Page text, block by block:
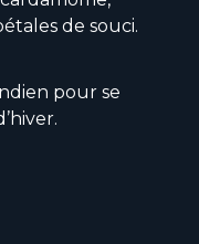
de souci.
pour se